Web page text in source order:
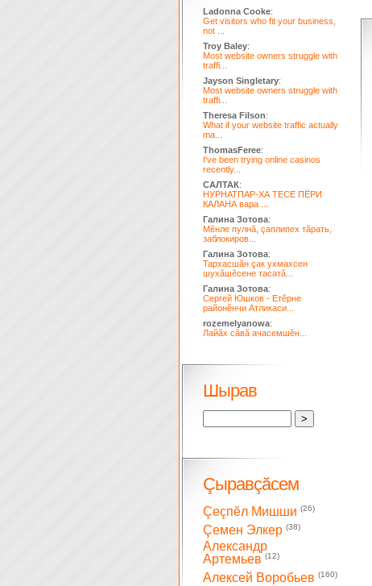
Ladonna Cooke:
Get visitors who fit your business,
not ...
Troy Baley:
Most website owners struggle with
traffi...
Jayson Singletary:
Most website owners struggle with
traffi...
Theresa Filson:
What if your website traffic actually
ma...
ThomasFeree:
I've been trying online casinos
recently...
САЛТАК:
НУРНАТПАР-ХА ТЕСЕ ПЁРИ
КАЛАНА вара ...
Галина Зотова:
Мĕнле пулнă, çаплипех тăрать,
заблокиров...
Галина Зотова:
Тархасшăн çак ухмахсен
шухăшĕсене тасатă...
Галина Зотова:
Сергей Юшков - Етĕрне
районĕнчи Атликаси...
rozemelyanowa:
Лайăх сăвă ачасемшĕн...
Шырав
Çыравçăсем
Çеçпĕл Мишши (26)
Çемен Элкер (38)
Александр
Артемьев (12)
Алексей Воробьев (160)